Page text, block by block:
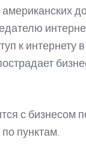
к интернету
с бизнесом
пунктам.